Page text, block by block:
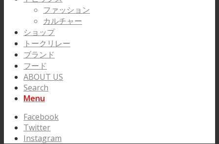
ファッション
カルチャー
ショップ
トークリレー
ブランド
フード
ABOUT US
Search
Menu
Facebook
Twitter
Instagram